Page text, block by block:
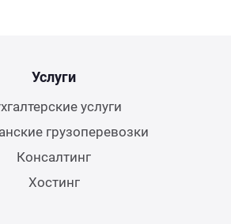
Услуги
услуги
грузоперевозки
Консалтинг
Хостинг